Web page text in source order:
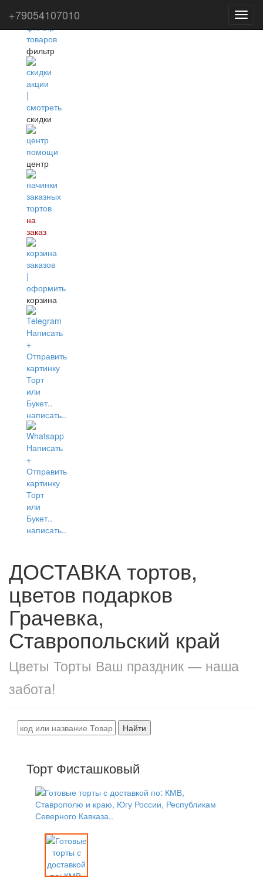
фильтр
скидки
центр
на
заказ
корзина
написать..
написать..
ДОСТАВКА тортов,
цветов подарков
Грачевка,
Ставропольский край
Цветы Торты Ваш праздник — наша
забота!
Найти
Торт Фисташковый
+79054107010